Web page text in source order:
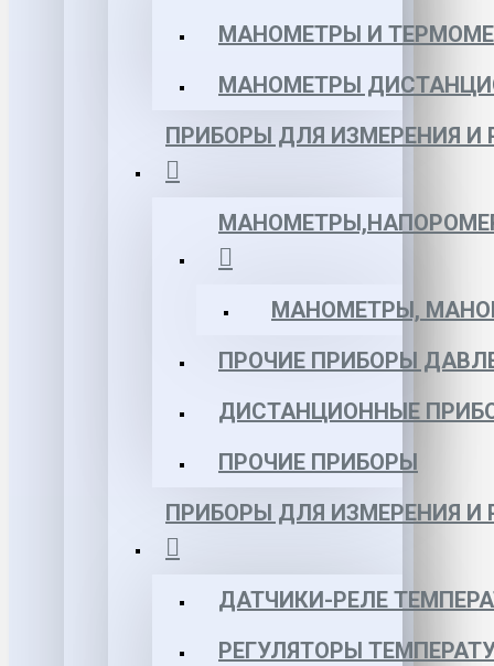
МАНОМЕТРЫ И
МАНОМЕТРЫ
ПРИБОРЫ ДЛЯ ИЗМЕРЕНИЯ И
МАНОМЕТРЫ,
ПРОЧИЕ ПРИБОРЫ
ДИСТАНЦИОННЫЕ
ПРОЧИЕ ПРИБОРЫ
ПРИБОРЫ ДЛЯ ИЗМЕРЕНИЯ И
ДАТЧИКИ-РЕЛЕ
РЕГУЛЯТОРЫ